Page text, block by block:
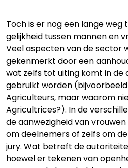
Toch is er nog een lange
gelijkheid tussen mannen en
Veel aspecten van de sector
gekenmerkt door een
wat zelfs tot uiting komt in de
gebruikt worden
Agriculteurs, maar waarom
Agricultrices?). In de
de aanwezigheid van
om deelnemers of zelfs om
jury. Wat betreft de
hoewel er tekenen van